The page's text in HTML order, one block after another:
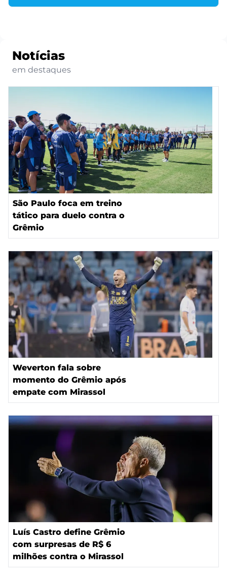
Notícias
em destaques
São Paulo foca em treino
tático para duelo contra o
Grêmio
Weverton fala sobre
momento do Grêmio após
empate com Mirassol
Luís Castro define Grêmio
com surpresas de R$ 6
milhões contra o Mirassol